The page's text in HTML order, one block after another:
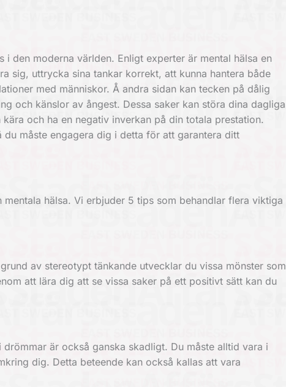
den moderna världen. Enligt experter är mental hälsa en
sig, uttrycka sina tankar korrekt, att kunna hantera både
med människor. Å andra sidan kan tecken på dålig
och känslor av ångest. Dessa saker kan störa dina dagliga
och ha en negativ inverkan på din totala prestation.
måste engagera dig i detta för att garantera ditt
hälsa. Vi erbjuder 5 tips som behandlar flera viktiga
av stereotypt tänkande utvecklar du vissa mönster som
att lära dig att se vissa saker på ett positivt sätt kan du
är också ganska skadligt. Du måste alltid vara i
dig. Detta beteende kan också kallas att vara